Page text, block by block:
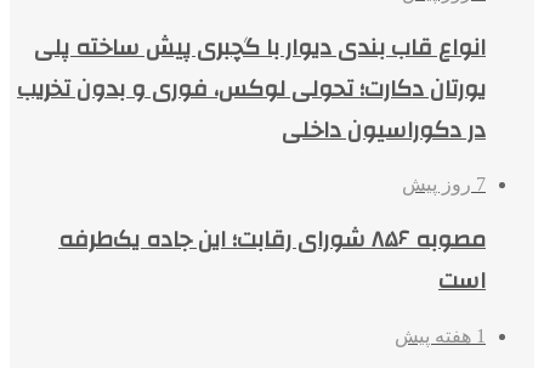
انواع قاب بندی دیوار با گچبری پیش ساخته پلی
یورتان دکارت؛ تحولی لوکس، فوری و بدون تخریب
در دکوراسیون داخلی
7 روز پیش
مصوبه ۸۵۶ شورای رقابت؛ این جاده یک‌طرفه
است
1 هفته پیش